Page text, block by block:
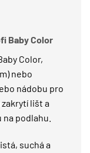
Baby Color
Color,
nebo
nádobu pro
lišt a
podlahu.
suchá a